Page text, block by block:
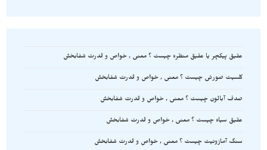
عقیق پیکچر یا عقیق منظره چیست ؟ معنی , خواص و قدرت شفابخش
کلسیت صورتی چیست ؟ معنی , خواص و قدرت شفابخش
صدف آبالون چیست ؟ معنی , خواص و قدرت شفابخش
عقیق سیاه چیست ؟ معنی , خواص و قدرت شفابخش
سنگ آمازونیت چیست ؟ معنی , خواص و قدرت شفابخش